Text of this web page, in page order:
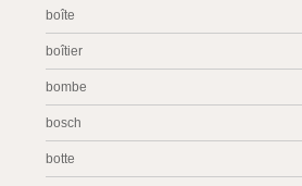
boîte
boîtier
bombe
bosch
botte